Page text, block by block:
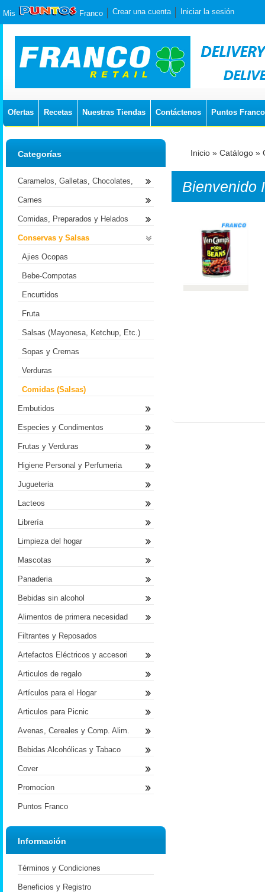
Mis Franco Crear una cuenta Iniciar la sesión
Ofertas Recetas Nuestras Tiendas Contáctenos Puntos Franco
Inicio » Catálogo »
Bienvenido
Categorías
Caramelos, Galletas, Chocolates,
Carnes
Comidas, Preparados y Helados
Conservas y Salsas
Ajies Ocopas
Bebe-Compotas
Encurtidos
Fruta
Salsas (Mayonesa, Ketchup, Etc.)
Sopas y Cremas
Verduras
Comidas (Salsas)
Embutidos
Especies y Condimentos
Frutas y Verduras
Higiene Personal y Perfumeria
Jugueteria
Lacteos
Librería
Limpieza del hogar
Mascotas
Panaderia
Bebidas sin alcohol
Alimentos de primera necesidad
Filtrantes y Reposados
Artefactos Eléctricos y accesori
Articulos de regalo
Artículos para el Hogar
Articulos para Picnic
Avenas, Cereales y Comp. Alim.
Bebidas Alcohólicas y Tabaco
Cover
Promocion
Puntos Franco
Información
Términos y Condiciones
Beneficios y Registro